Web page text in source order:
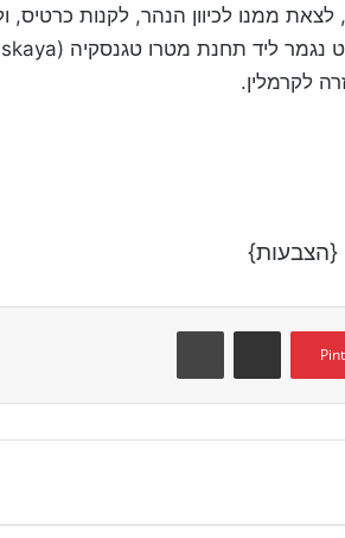
לצאת ממנו לכיוון הנהר, לקנות כרטיס,
לקרמלין.